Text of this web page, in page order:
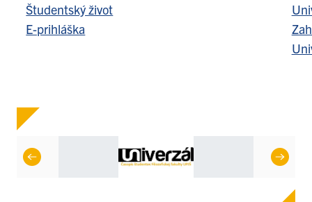
Študentský život
E-prihláška